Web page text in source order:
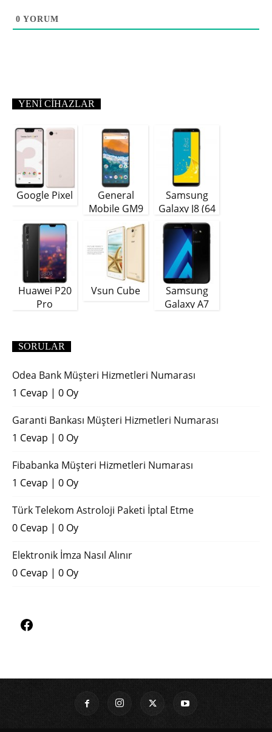
0 YORUM
YENI CIHAZLAR
Google Pixel
General
Mobile GM9
Samsung
Galaxy J8 (64
GB)
Huawei P20
Pro
Vsun Cube
Samsung
Galaxy A7
SORULAR
Odea Bank Müşteri Hizmetleri Numarası
1 Cevap | 0 Oy
Garanti Bankası Müşteri Hizmetleri Numarası
1 Cevap | 0 Oy
Fibabanka Müşteri Hizmetleri Numarası
1 Cevap | 0 Oy
Türk Telekom Astroloji Paketi İptal Etme
0 Cevap | 0 Oy
Elektronik İmza Nasıl Alınır
0 Cevap | 0 Oy